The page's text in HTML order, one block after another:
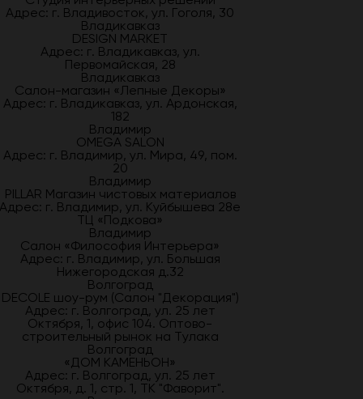
Адрес: г. Владивосток, ул. Гоголя, 30
Владикавказ
DESIGN MARKET
Адрес: г. Владикавказ, ул.
Первомайская, 28
Владикавказ
Салон-магазин «Лепные Декоры»
Адрес: г. Владикавказ, ул. Ардонская,
182
Владимир
OMEGA SALON
Адрес: г. Владимир, ул. Мира, 49, пом.
20
Владимир
PILLAR Магазин чистовых материалов
Адрес: г. Владимир, ул. Куйбышева 28е
ТЦ «Подкова»
Владимир
Салон «Философия Интерьера»
Адрес: г. Владимир, ул. Большая
Нижегородская д.32
Волгоград
DECOLE шоу-рум (Салон "Декорация")
Адрес: г. Волгоград, ул. 25 лет
Октября, 1, офис 104. Оптово-
строительный рынок на Тулака
Волгоград
«ДОМ КАМЕНЬОН»
Адрес: г. Волгоград, ул. 25 лет
Октября, д. 1, стр. 1, ТК "Фаворит".